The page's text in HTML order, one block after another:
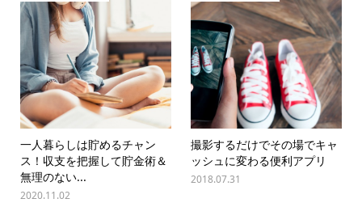
一人暮らしは貯めるチャン
ス！収支を把握して貯金術＆
無理のない...
2020.11.02
撮影するだけでその場でキャ
ッシュに変わる便利アプリ
2018.07.31